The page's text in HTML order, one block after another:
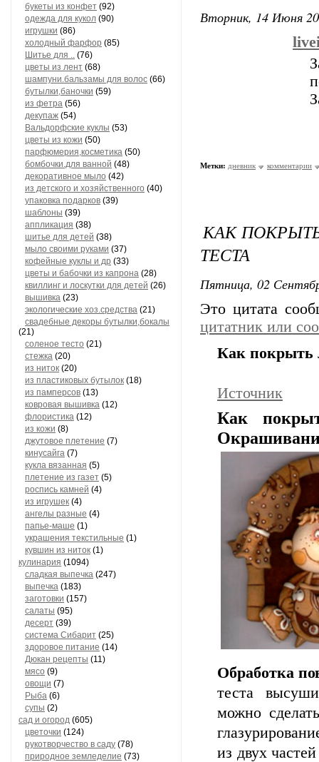
букеты из конфет (92)
одежда для кукол (90)
игрушки (86)
холодный фарфор (85)
Шитье для .. (76)
цветы из лент (68)
шампуни.бальзамы для волос (66)
бутылки,баночки (59)
из фетра (56)
декупаж (54)
Вальдорфские куклы (53)
цветы из кожи (50)
парфюмерия,косметика (50)
бомбочки.для ванной (48)
декоративное мыло (42)
из детского и хозяйственного (40)
упаковка подарков (39)
шаблоны (39)
аппликация (38)
шитье для детей (38)
мыло своими руками (37)
кофейные куклы и др (33)
цветы и бабочки из капрона (28)
квиллинг и лоскутки для детей (26)
вышивка (23)
экологические хоз.средства (21)
свадебные декоры бутылки,бокалы
(21)
соленое тесто (21)
стежка (20)
из ниток (20)
из пластиковых бутылок (18)
из памперсов (13)
ковровая вышивка (12)
флористика (12)
из кожи (8)
джутовое плетение (7)
кинусайга (7)
кукла вязанная (5)
плетение из газет (5)
роспись камней (4)
из игрушек (4)
ангелы разные (4)
папье-маше (1)
украшения текстильные (1)
кувшин из ниток (1)
кулинария (1094)
сладкая выпечка (247)
выпечка (183)
заготовки (157)
салаты (95)
десерт (39)
система Сибарит (25)
здоровое питание (14)
Дюкан рецепты (11)
мясо (9)
овощи (7)
Рыба (6)
супы (2)
сад и огород (605)
цветочки (124)
рукотворчество в саду (78)
природное земледелие (73)
Вторник, 14 Июня
Метки: дневник комментарии
КАК
ТЕСТА
Пятница, 02
Это цитата
цитатник или
Как покрыть
Источник
Как
Обработка
теста
можно
из двух